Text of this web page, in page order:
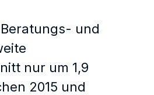
und
nur um 1,9
2015 und